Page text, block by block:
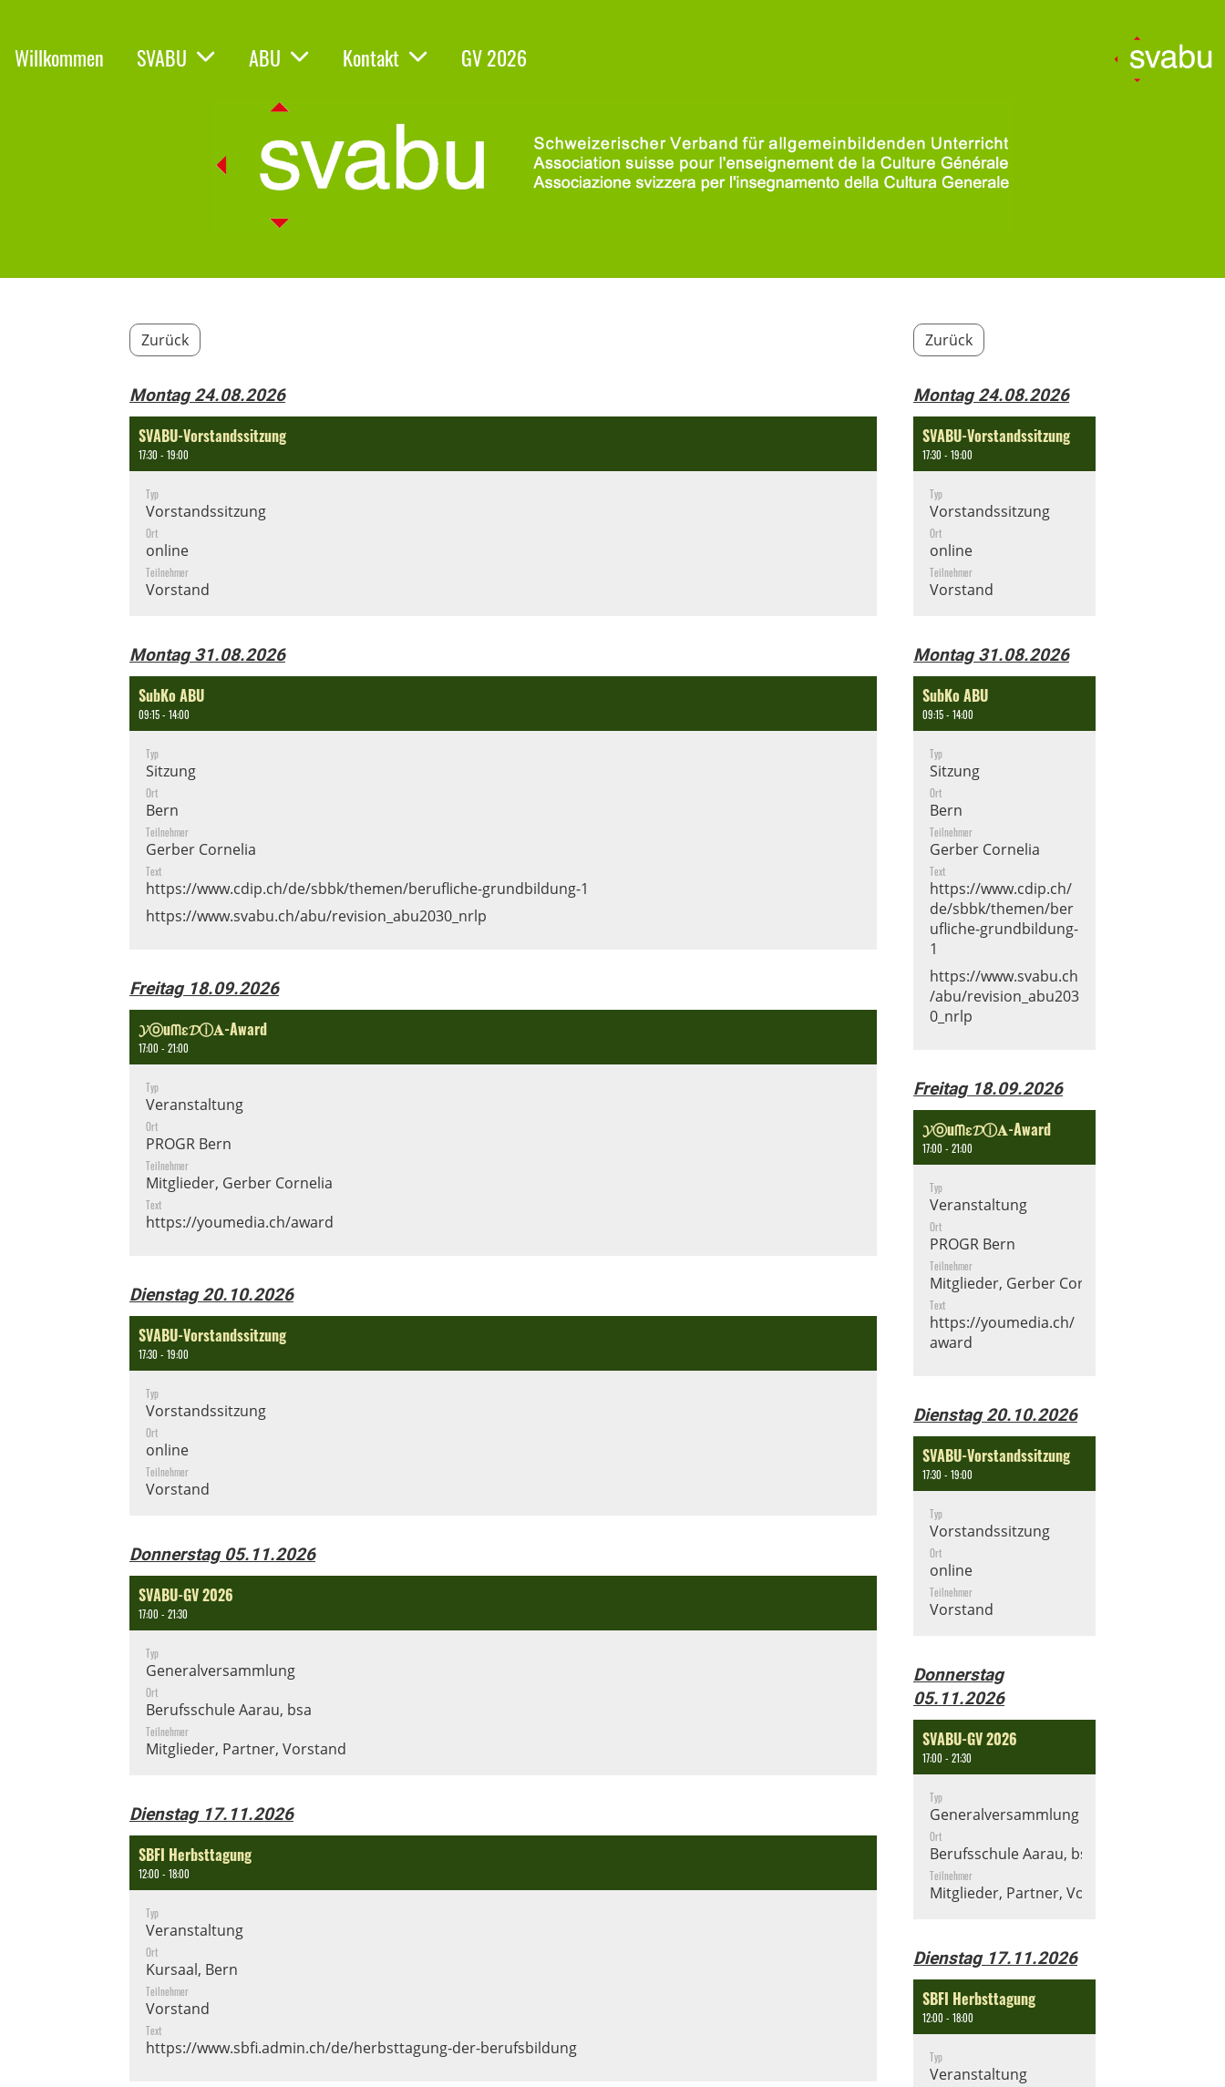
Willkommen SVABU ABU Kontakt GV 2026
Zurück
Montag 24.08.2026
SVABU-Vorstandssitzung
17:30 - 19:00
Typ
Vorstandssitzung
Ort
online
Teilnehmer
Vorstand
Montag 31.08.2026
SubKo ABU
09:15 - 14:00
Typ
Sitzung
Ort
Bern
Teilnehmer
Gerber Cornelia
Text
https://www.cdip.ch/de/sbbk/themen/berufliche-grundbildung-1
https://www.svabu.ch/abu/revision_abu2030_nrlp
Freitag 18.09.2026
𝓨ⓞuᗰɛ𝓓ⓘ𝐀-Award
17:00 - 21:00
Typ
Veranstaltung
Ort
PROGR Bern
Teilnehmer
Mitglieder, Gerber Cornelia
Text
https://youmedia.ch/award
Dienstag 20.10.2026
SVABU-Vorstandssitzung
17:30 - 19:00
Typ
Vorstandssitzung
Ort
online
Teilnehmer
Vorstand
Donnerstag 05.11.2026
SVABU-GV 2026
17:00 - 21:30
Typ
Generalversammlung
Ort
Berufsschule Aarau, bsa
Teilnehmer
Mitglieder, Partner, Vorstand
Dienstag 17.11.2026
SBFI Herbsttagung
12:00 - 18:00
Typ
Veranstaltung
Ort
Kursaal, Bern
Teilnehmer
Vorstand
Text
https://www.sbfi.admin.ch/de/herbsttagung-der-berufsbildung
Zurück
Montag 24.08.2026
SVABU-Vorstandssitzung
17:30 - 19:00
Typ
Vorstandssitzung
Ort
online
Teilnehmer
Vorstand
Montag 31.08.2026
SubKo ABU
09:15 - 14:00
Typ
Sitzung
Ort
Bern
Teilnehmer
Gerber Cornelia
Text
https://www.cdip.ch/
de/sbbk/themen/ber
ufliche-grundbildung-
1
https://www.svabu.ch
/abu/revision_abu203
0_nrlp
Freitag 18.09.2026
𝓨ⓞuᗰɛ𝓓ⓘ𝐀-Award
17:00 - 21:00
Typ
Veranstaltung
Ort
PROGR Bern
Teilnehmer
Mitglieder, Gerber Cornelia
Text
https://youmedia.ch/
award
Dienstag 20.10.2026
SVABU-Vorstandssitzung
17:30 - 19:00
Typ
Vorstandssitzung
Ort
online
Teilnehmer
Vorstand
Donnerstag
05.11.2026
SVABU-GV 2026
17:00 - 21:30
Typ
Generalversammlung
Ort
Berufsschule Aarau, bsa
Teilnehmer
Mitglieder, Partner, Vorstand
Dienstag 17.11.2026
SBFI Herbsttagung
12:00 - 18:00
Typ
Veranstaltung